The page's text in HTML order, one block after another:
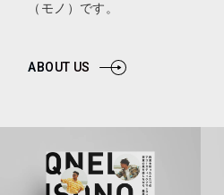
（モノ）です。
ABOUT US